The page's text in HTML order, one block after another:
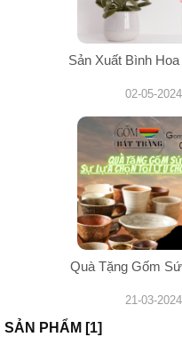
Sản Xuất Bình
02-05-
Quà Tặng Gốm
21-03-
SẢN PHẨM [1]